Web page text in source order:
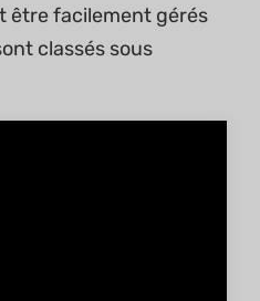
être facilement gérés
classés sous